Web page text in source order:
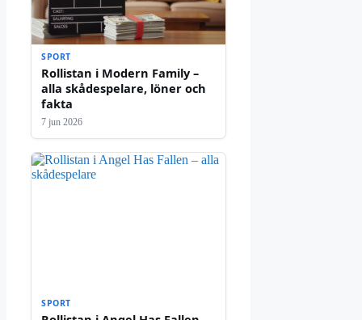
SPORT
Rollistan i Modern Family –
alla skådespelare, löner och
fakta
7 jun 2026
SPORT